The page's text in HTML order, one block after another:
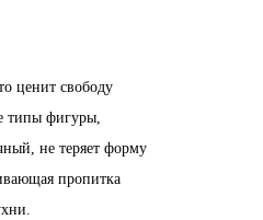
ценит свободу
типы фигуры,
не теряет форму
пропитка